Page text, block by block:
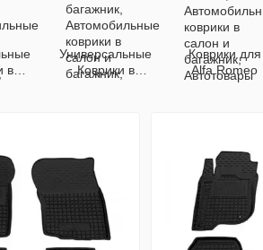
в
Универсальные
Коврики в
Коврики для
Alfa Romeo